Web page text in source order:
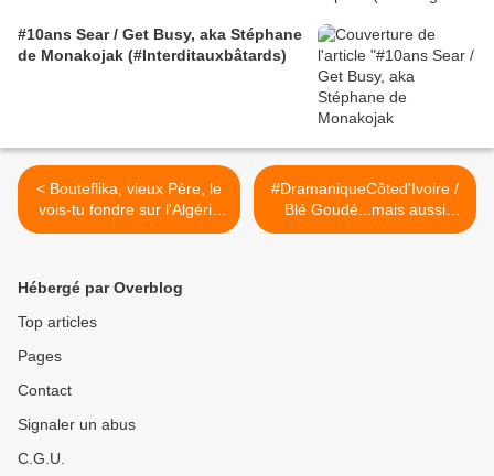
#10ans Sear / Get Busy, aka Stéphane
de Monakojak (#Interditauxbâtards)
< Bouteflika, vieux Père, le
vois-tu fondre sur l'Algérie
le printemps américain ?
#DramaniqueCôted'Ivoire /
Blé Goudé...mais aussi
Abéhi, Dogbo Blé, Séka
Hébergé par Overblog
Top articles
Pages
Contact
Signaler un abus
C.G.U.